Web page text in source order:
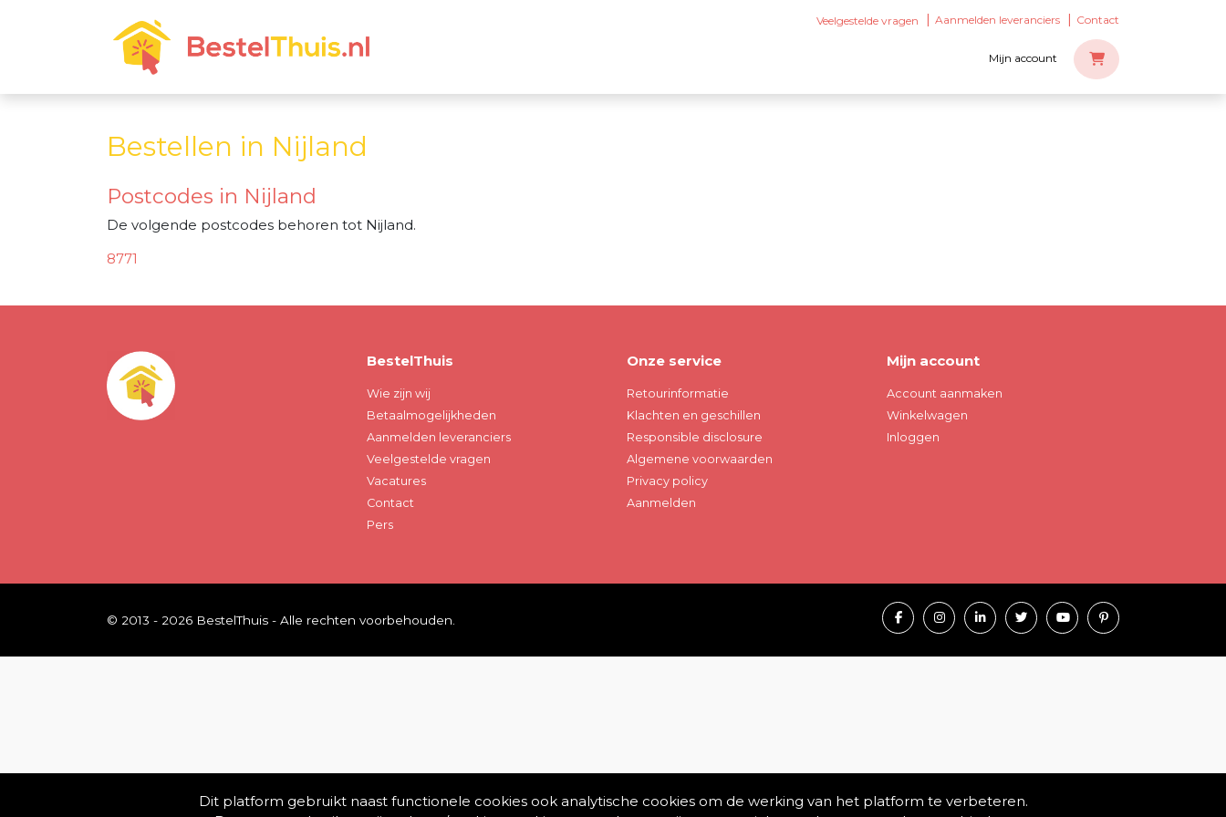
Veelgestelde vragen Aanmelden leveranciers Contact
Mijn account
Bestellen in Nijland
Postcodes in Nijland
De volgende postcodes behoren tot Nijland.
8771
BestelThuis
Wie zijn wij
Betaalmogelijkheden
Aanmelden leveranciers
Veelgestelde vragen
Vacatures
Contact
Pers
Onze service
Retourinformatie
Klachten en geschillen
Responsible disclosure
Algemene voorwaarden
Privacy policy
Aanmelden
Mijn account
Account aanmaken
Winkelwagen
Inloggen
© 2013 - 2026 BestelThuis - Alle rechten voorbehouden.
Dit platform gebruikt naast functionele cookies ook analytische cookies om de werking van het platform te verbeteren.